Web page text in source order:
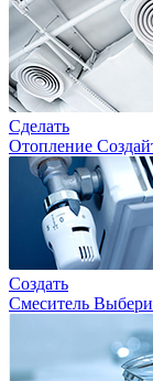
Сделать
Отопление
Создать
Смеситель